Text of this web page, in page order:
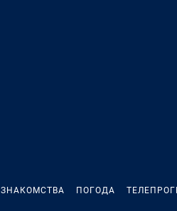
ЗНАКОМСТВА ПОГОДА